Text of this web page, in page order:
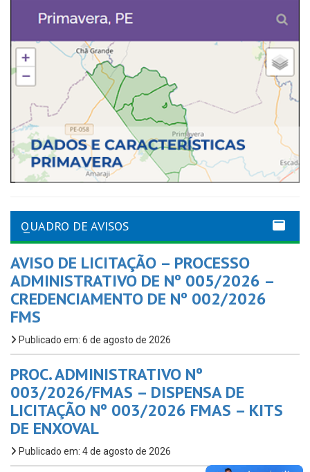
QUADRO DE AVISOS
AVISO DE LICITAÇÃO – PROCESSO
ADMINISTRATIVO DE Nº 005/2026 –
CREDENCIAMENTO DE Nº 002/2026
FMS
Publicado em: 6 de agosto de 2026
PROC. ADMINISTRATIVO Nº
003/2026/FMAS – DISPENSA DE
LICITAÇÃO Nº 003/2026 FMAS – KITS
DE ENXOVAL
Publicado em: 4 de agosto de 2026